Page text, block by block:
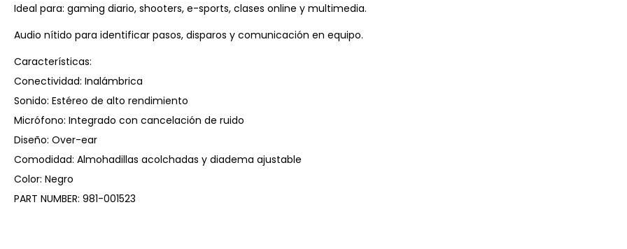
Ideal para: gaming diario, shooters, e-sports, clases online y multimedia.
Audio nítido para identificar pasos, disparos y comunicación en equipo.
Características:
Conectividad: Inalámbrica
Sonido: Estéreo de alto rendimiento
Micrófono: Integrado con cancelación de ruido
Diseño: Over-ear
Comodidad: Almohadillas acolchadas y diadema ajustable
Color: Negro
PART NUMBER: 981-001523